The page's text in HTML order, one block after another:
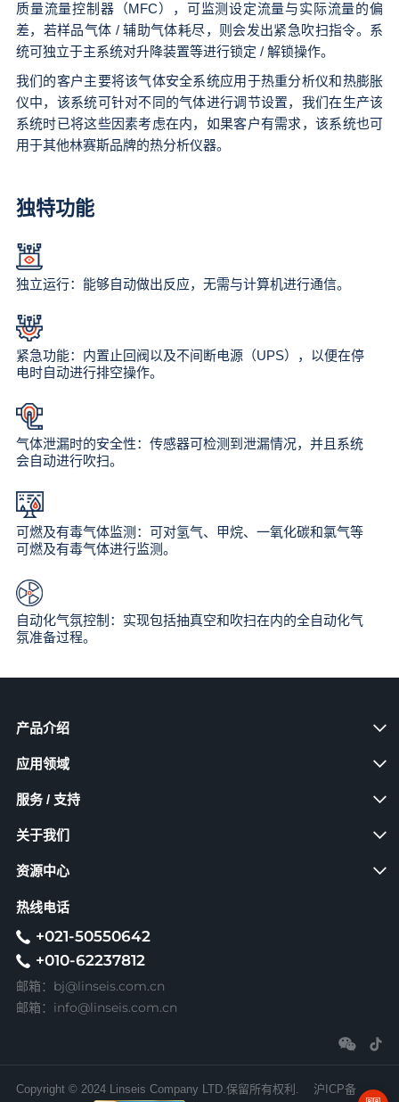
质量流量控制器（MFC），可监测设定流量与实际流量的偏
差，若样品气体 / 辅助气体耗尽，则会发出紧急吹扫指令。系
统可独立于主系统对升降装置等进行锁定 / 解锁操作。
我们的客户主要将该气体安全系统应用于热重分析仪和热膨胀
仪中，该系统可针对不同的气体进行调节设置，我们在生产该
系统时已将这些因素考虑在内，如果客户有需求，该系统也可
用于其他林赛斯品牌的热分析仪器。
独特功能
独立运行：能够自动做出反应，无需与计算机进行通信。
紧急功能：内置止回阀以及不间断电源（UPS），以便在停
电时自动进行排空操作。
气体泄漏时的安全性：传感器可检测到泄漏情况，并且系统
会自动进行吹扫。
可燃及有毒气体监测：可对氢气、甲烷、一氧化碳和氯气等
可燃及有毒气体进行监测。
自动化气氛控制：实现包括抽真空和吹扫在内的全自动化气
氛准备过程。
产品介绍
应用领域
服务 / 支持
关于我们
资源中心
热线电话
+021-50550642
+010-62237812
邮箱： bj@linseis.com.cn
邮箱： info@linseis.com.cn
Copyright © 2024 Linseis Company LTD.保留所有权利. 沪ICP备